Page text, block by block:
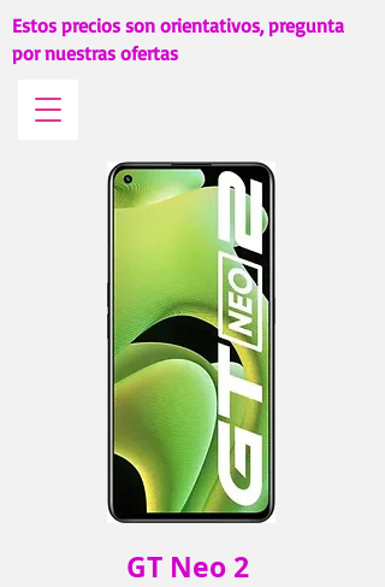
Estos precios son orientativos, pregunta
por nuestras ofertas
GT Neo 2